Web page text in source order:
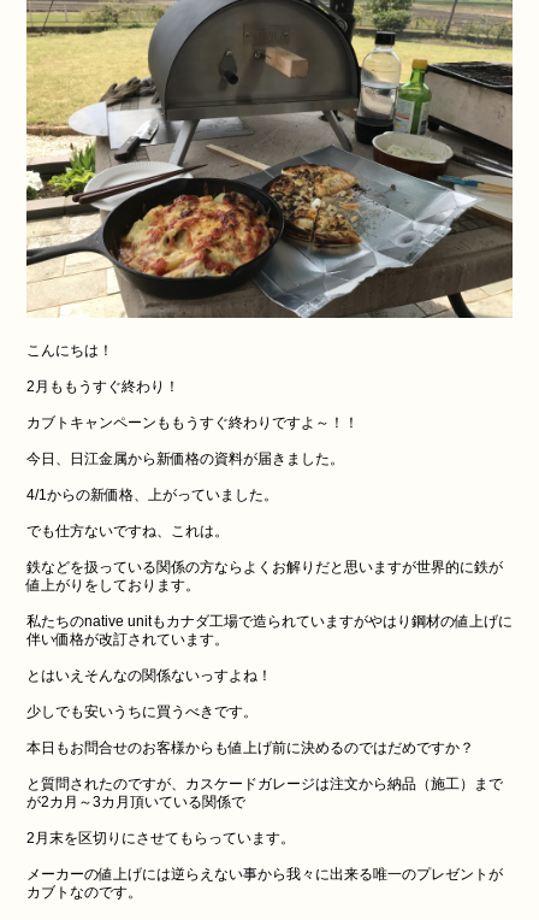
こんにちは！
2月ももうすぐ終わり！
カブトキャンペーンももうすぐ終わりですよ～！！
今日、日江金属から新価格の資料が届きました。
4/1からの新価格、上がっていました。
でも仕方ないですね、これは。
鉄などを扱っている関係の方ならよくお解りだと思いますが世界的に鉄が
値上がりをしております。
私たちのnative unitもカナダ工場で造られていますがやはり鋼材の値上げに
伴い価格が改訂されています。
とはいえそんなの関係ないっすよね！
少しでも安いうちに買うべきです。
本日もお問合せのお客様からも値上げ前に決めるのではだめですか？
と質問されたのですが、カスケードガレージは注文から納品（施工）まで
が2カ月～3カ月頂いている関係で
2月末を区切りにさせてもらっています。
メーカーの値上げには逆らえない事から我々に出来る唯一のプレゼントが
カブトなのです。